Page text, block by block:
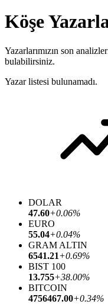
Köşe
Yazarlarımızın son
bulabilirsiniz.
Yazar listesi bulunamadı.
DOLAR
47.60+0.06%
EURO
55.04+0.04%
GRAM ALTIN
6541.21+0.69%
BIST 100
13.755+38.00%
BITCOIN
4756467.00+0.34%